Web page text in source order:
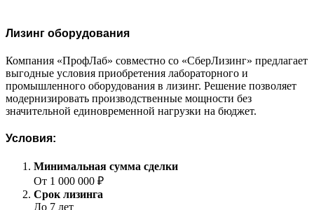
Лизинг оборудования
Компания «ПрофЛаб» совместно со «СберЛизинг» предлагает
выгодные условия приобретения лабораторного и
промышленного оборудования в лизинг. Решение позволяет
модернизировать производственные мощности без
значительной единовременной нагрузки на бюджет.
Условия:
Минимальная сумма сделки
От 1 000 000 ₽
Срок лизинга
До 7 лет